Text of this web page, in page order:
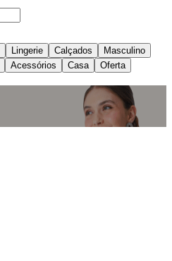
Lingerie Calçados
Masculino
Acessórios Casa Oferta